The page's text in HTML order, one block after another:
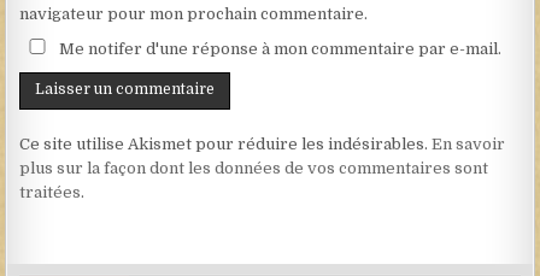
navigateur pour mon prochain commentaire.
Me notifer d'une réponse à mon commentaire par e-mail.
Ce site utilise Akismet pour réduire les indésirables.En savoir
plus sur la façon dont les données de vos commentaires sont
traitées.